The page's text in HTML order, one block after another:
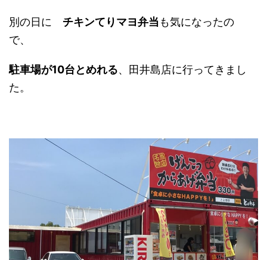
別の日に チキンてりマヨ弁当も気になったの
で、
駐車場が10台とめれる、田井島店に行ってきまし
た。